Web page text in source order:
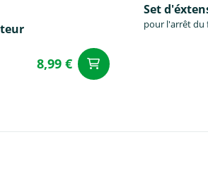
8,99 €
Set
pour l'arrêt du